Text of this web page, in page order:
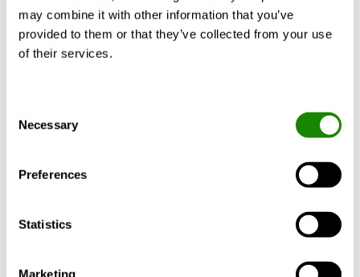
may combine it with other information that you’ve
provided to them or that they’ve collected from your use
of their services.
Selection
Necessary
Preferences
Statistics
Marketing
1200
800